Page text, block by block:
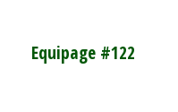
Equipage #122